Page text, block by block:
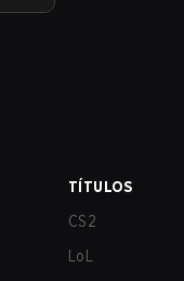
TÍTULOS
CS2
LoL